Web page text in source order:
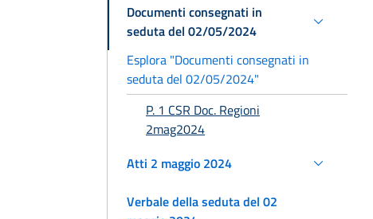
Documenti consegnati in
seduta del 02/05/2024
Esplora "Documenti consegnati in
seduta del 02/05/2024"
P. 1 CSR Doc. Regioni
2mag2024
Atti 2 maggio 2024
Verbale della seduta del 02